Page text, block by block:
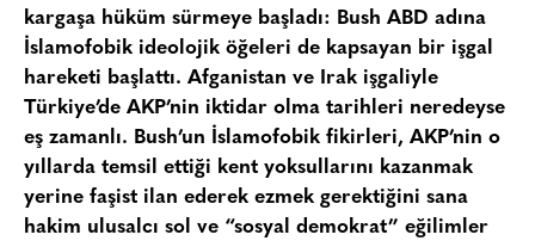
kargaşa hüküm sürmeye başladı: Bush ABD adına
İslamofobik ideolojik öğeleri de kapsayan bir işgal
hareketi başlattı. Afganistan ve Irak işgaliyle
Türkiye’de AKP’nin iktidar olma tarihleri neredeyse
eş zamanlı. Bush’un İslamofobik fikirleri, AKP’nin o
yıllarda temsil ettiği kent yoksullarını kazanmak
yerine faşist ilan ederek ezmek gerektiğini sana
hakim ulusalcı sol ve “sosyal demokrat” eğilimler